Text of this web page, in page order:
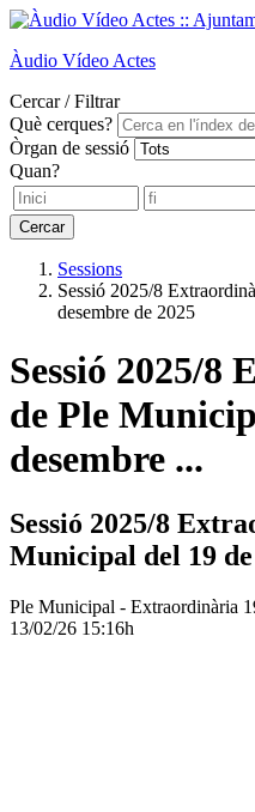
Àudio Vídeo Actes
Cercar / Filtrar
Què cerques?
Òrgan de sessió
Quan?
Cercar
Sessions
Sessió 2025/8
desembre de 2025
Sessió 2025/
de Ple
desembre ...
Sessió 2025/8
Municipal del 19
Ple Municipal - Extraordinària
13/02/26 15:16h